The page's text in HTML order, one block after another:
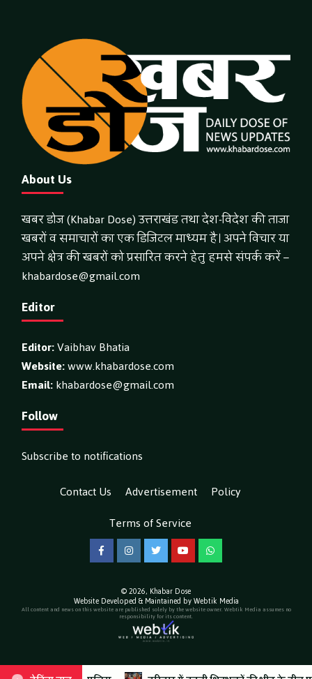
About Us
खबर डोज (Khabar Dose) उत्तराखंड तथा देश-विदेश की ताजा
खबरों व समाचारों का एक डिजिटल माध्यम है। अपने विचार या
अपने क्षेत्र की खबरों को प्रसारित करने हेतु हमसे संपर्क करें –
khabardose@gmail.com
Editor
Editor:Vaibhav Bhatia
Website:www.khabardose.com
Email:khabardose@gmail.com
Follow
Subscribe to notifications
Contact Us
Advertisement
Policy
Terms of Service
FacebookInstagramTwitterYouTubeWhatsApp
© 2026, Khabar Dose
Website Developed & Maintained by Webtik Media
All content and news on this website are published solely by the website owner. Webtik Media assumes no
responsibility for its content.